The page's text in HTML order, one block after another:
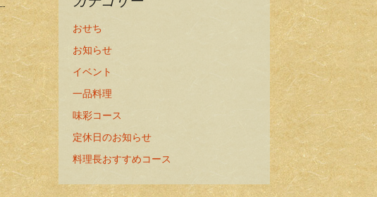
おせち
お知らせ
イベント
一品料理
味彩コース
定休日のお知らせ
料理長おすすめコース